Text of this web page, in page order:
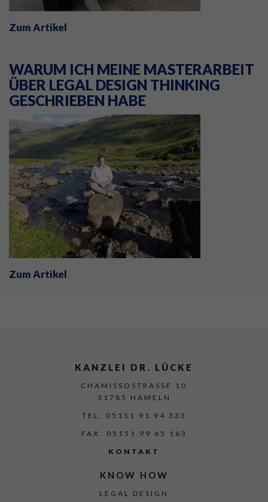
Zum Artikel
WARUM ICH MEINE MASTERARBEIT
ÜBER LEGAL DESIGN THINKING
GESCHRIEBEN HABE
Zum Artikel
KANZLEI DR. LÜCKE
CHAMISSOSTRASSE 10
31785 HAMELN
TEL. 05151 91 94 333
FAX. 05151 99 65 163
KONTAKT
KNOW HOW
LEGAL DESIGN